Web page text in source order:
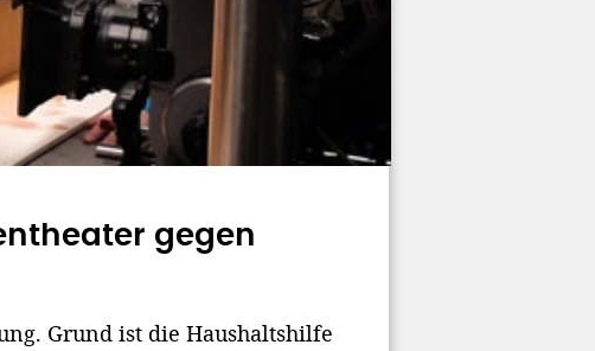
gegen
Grund ist die Haushaltshilfe